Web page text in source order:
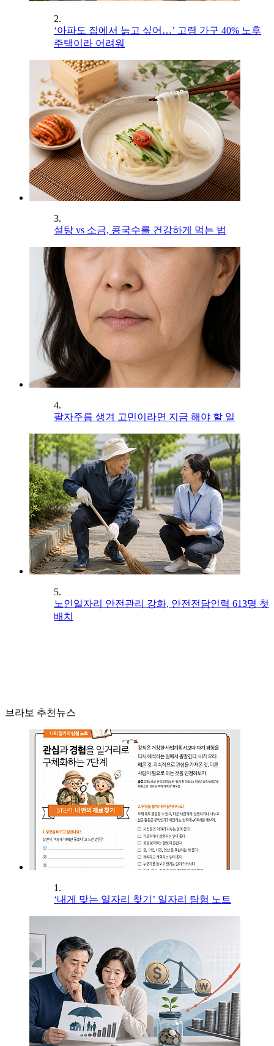
2.
‘아파도 집에서 늙고 싶어…’ 고령 가구 40% 노후
주택이라 어려워
3.
설탕 vs 소금, 콩국수를 건강하게 먹는 법
4.
팔자주름 생겨 고민이라면 지금 해야 할 일
5.
노인일자리 안전관리 강화, 안전전담인력 613명 첫
배치
브라보 추천뉴스
1.
‘내게 맞는 일자리 찾기’ 일자리 탐험 노트